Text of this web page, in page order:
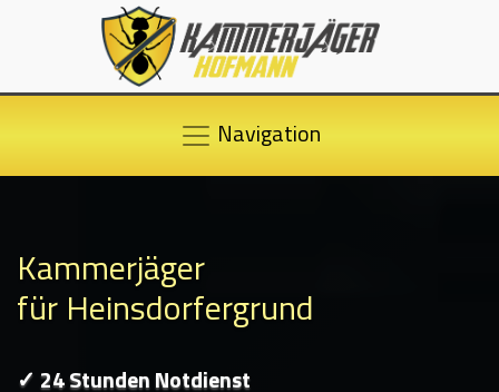
Navigation
Kammerjäger
für Heinsdorfergrund
✓ 24 Stunden Notdienst